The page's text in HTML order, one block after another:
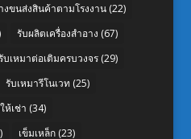
งขนส่งสินค้าตามโรงงาน(22)
รับผลิตเครื่องสำอาง (67)
รับเหมาต่อเติมครบวงจร(29)
รับเหมารีโนเวท (25)
ห้เช่า (34)
เข็มเหล็ก(23)